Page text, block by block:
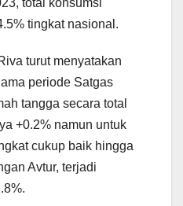
tingkat nasional.
turut menyatakan
periode Satgas
tangga secara total
+0.2% namun untuk
cukup baik hingga
Avtur, terjadi